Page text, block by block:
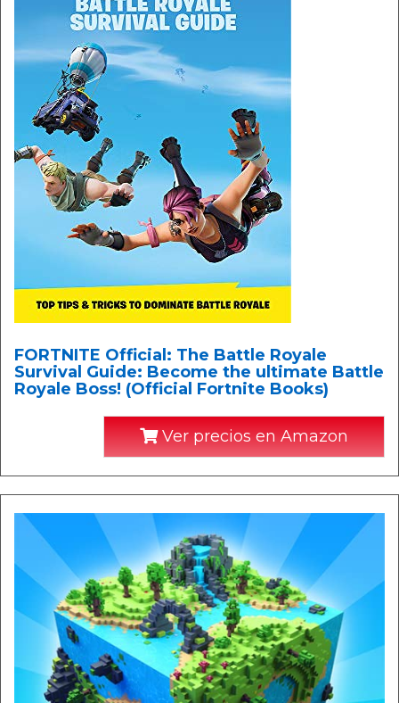
FORTNITE Official: The Battle Royale
Survival Guide: Become the ultimate Battle
Royale Boss! (Official Fortnite Books)
Ver precios en Amazon